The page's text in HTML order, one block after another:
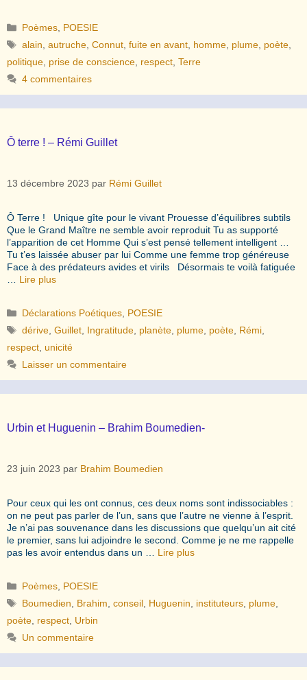
Catégories
Poèmes POESIE
Étiquettes
alain ,autruche ,Connut ,fuite en avant homme plume poète
politique prise de conscience respect Terre
4 commentaires
Ô terre ! – Rémi Guillet
13 décembre 2023 par Rémi Guillet
Ô Terre ! Unique gîte pour le vivant Prouesse d’équilibres subtils
Que le Grand Maître ne semble avoir reproduit Tu as supporté
l’apparition de cet Homme Qui s’est pensé tellement intelligent …
Tu t’es laissée abuser par lui Comme une femme trop généreuse
Face à des prédateurs avides et virils Désormais te voilà fatiguée
Lire plus
Catégories
Déclarations Poétiques POESIE
Étiquettes
dérive ,Guillet Ingratitude planète plume poète Rémi
respect unicité
Laisser un commentaire
Urbin et Huguenin – Brahim Boumedien-
23 juin 2023 par Brahim Boumedien
Pour ceux qui les ont connus, ces deux noms sont indissociables :
on ne peut pas parler de l’un, sans que l’autre ne vienne à l’esprit.
Je n’ai pas souvenance dans les discussions que quelqu’un ait cité
le premier, sans lui adjoindre le second. Comme je ne me rappelle
pas les avoir entendus dans un … Lire plus
Catégories
Poèmes POESIE
Étiquettes
Boumedien Brahim ,conseil Huguenin instituteurs plume
poète respect Urbin
Un commentaire